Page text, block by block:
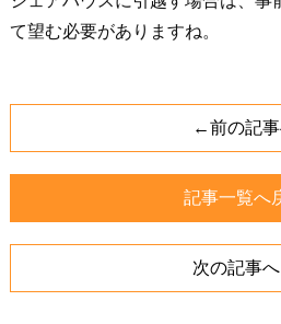
て望む必要がありますね。
←前の記
記事一覧へ
次の記事